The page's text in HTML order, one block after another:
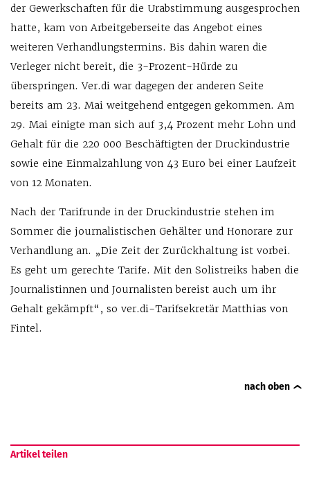
der Gewerkschaften für die Urabstimmung ausgesprochen
hatte, kam von Arbeitgeberseite das Angebot eines
weiteren Verhandlungstermins. Bis dahin waren die
Verleger nicht bereit, die 3-Prozent-Hürde zu
überspringen. Ver.di war dagegen der anderen Seite
bereits am 23. Mai weitgehend entgegen gekommen. Am
29. Mai einigte man sich auf 3,4 Prozent mehr Lohn und
Gehalt für die 220 000 Beschäftigten der Druckindustrie
sowie eine Einmalzahlung von 43 Euro bei einer Laufzeit
von 12 Monaten.
Nach der Tarifrunde in der Druckindustrie stehen im
Sommer die journalistischen Gehälter und Honorare zur
Verhandlung an. „Die Zeit der Zurückhaltung ist vorbei.
Es geht um gerechte Tarife. Mit den Solistreiks haben die
Journalistinnen und Journalisten bereist auch um ihr
Gehalt gekämpft“, so ver.di-Tarifsekretär Matthias von
Fintel.
nach oben
Artikel teilen